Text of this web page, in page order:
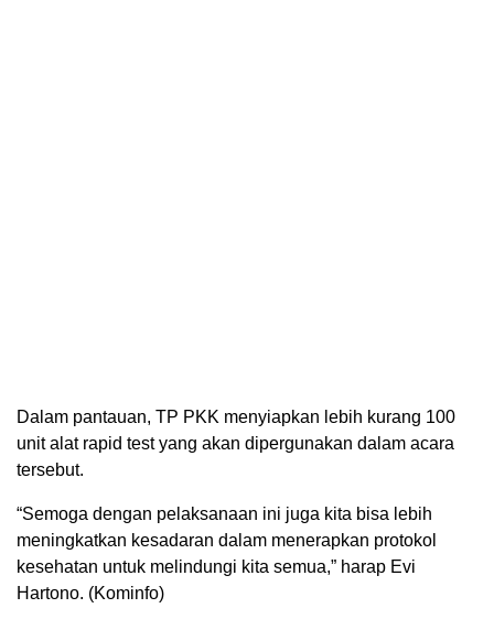
Dalam pantauan, TP PKK menyiapkan lebih kurang 100
unit alat rapid test yang akan dipergunakan dalam acara
tersebut.
“Semoga dengan pelaksanaan ini juga kita bisa lebih
meningkatkan kesadaran dalam menerapkan protokol
kesehatan untuk melindungi kita semua,” harap Evi
Hartono. (Kominfo)